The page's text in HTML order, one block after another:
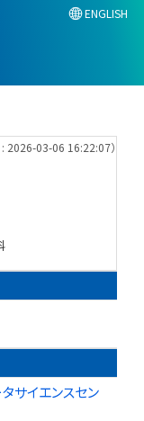
ENGLISH
: 2026-03-06 16:22:07）
サイエンスセン